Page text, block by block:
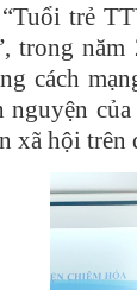
trẻ
trong
cách
xã hội trên